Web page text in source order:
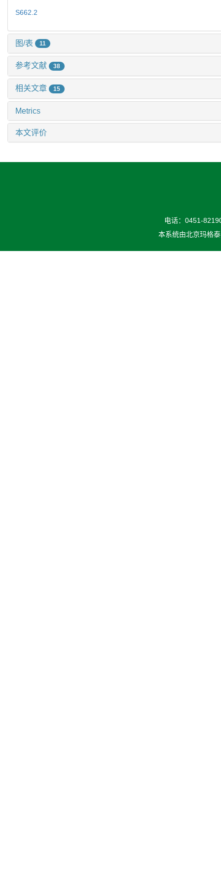
S662.2
图/表 11
参考文献 38
相关文章 15
Metrics
本文评价
电话：0451-
本系统由北京玛格